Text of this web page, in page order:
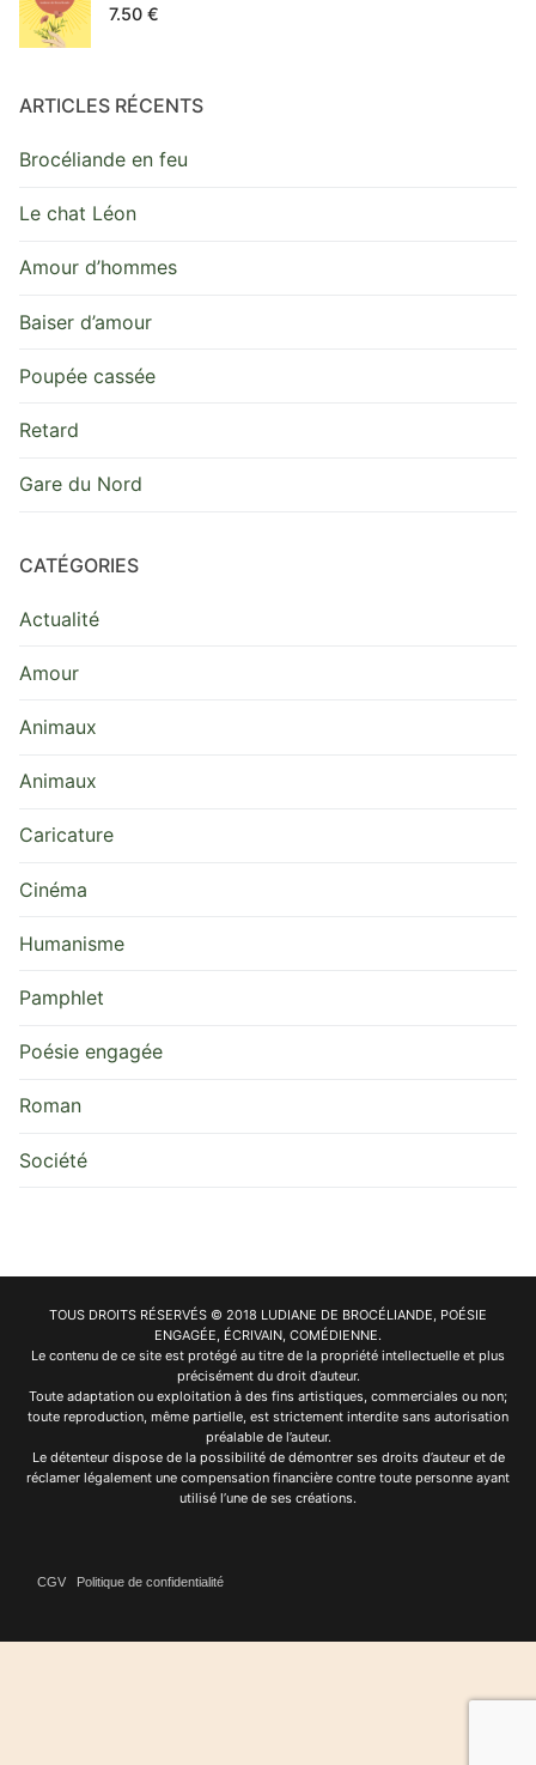
7.50 €
ARTICLES RÉCENTS
Brocéliande en feu
Le chat Léon
Amour d’hommes
Baiser d’amour
Poupée cassée
Retard
Gare du Nord
CATÉGORIES
Actualité
Amour
Animaux
Animaux
Caricature
Cinéma
Humanisme
Pamphlet
Poésie engagée
Roman
Société
TOUS DROITS RÉSERVÉS © 2018 LUDIANE DE BROCÉLIANDE, POÉSIE
ENGAGÉE, ÉCRIVAIN, COMÉDIENNE.
Le contenu de ce site est protégé au titre de la propriété intellectuelle et plus
précisément du droit d’auteur.
Toute adaptation ou exploitation à des fins artistiques, commerciales ou non;
toute reproduction, même partielle, est strictement interdite sans autorisation
préalable de l’auteur.
Le détenteur dispose de la possibilité de démontrer ses droits d’auteur et de
réclamer légalement une compensation financière contre toute personne ayant
utilisé l’une de ses créations.
CGV Politique de confidentialité